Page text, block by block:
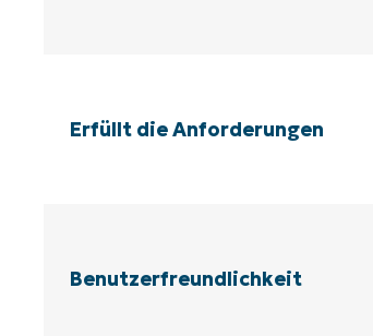
Erfüllt die Anforderungen
Benutzerfreundlichkeit